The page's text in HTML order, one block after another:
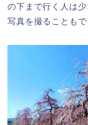
の下まで行く人は
写真を撮ることも